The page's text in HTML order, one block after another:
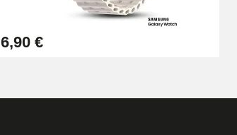
6,90 €